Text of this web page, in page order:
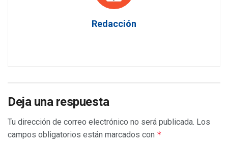
Redacción
Deja una respuesta
Tu dirección de correo electrónico no será publicada. Los
campos obligatorios están marcados con *